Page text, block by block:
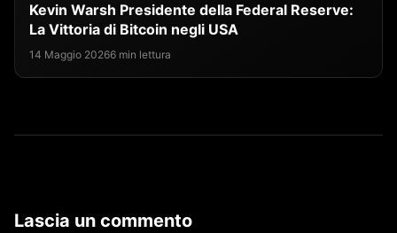
Kevin Warsh Presidente della Federal Reserve:
La Vittoria di Bitcoin negli USA
14 Maggio 20266 min lettura
Lascia un commento